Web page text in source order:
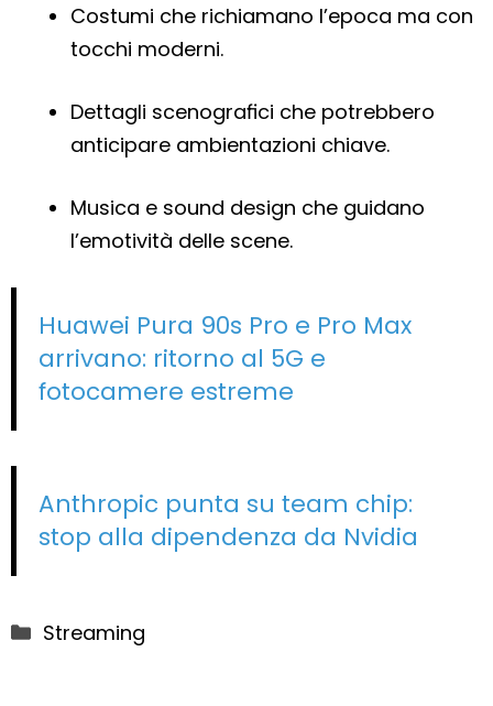
Costumi che richiamano l’epoca ma con
tocchi moderni.
Dettagli scenografici che potrebbero
anticipare ambientazioni chiave.
Musica e sound design che guidano
l’emotività delle scene.
Huawei Pura 90s Pro e Pro Max
arrivano: ritorno al 5G e
fotocamere estreme
Anthropic punta su team chip:
stop alla dipendenza da Nvidia
Categorie
Streaming